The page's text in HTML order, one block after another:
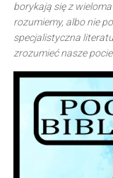
borykają się z wieloma
rozumiemy, albo nie
specjalistyczna
zrozumieć nasze